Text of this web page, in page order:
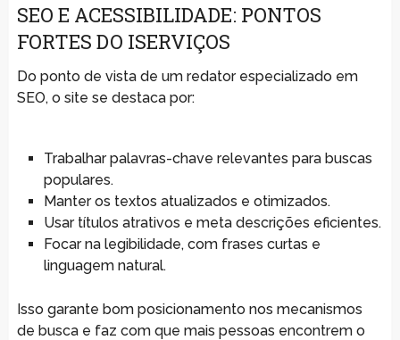
SEO E ACESSIBILIDADE: PONTOS
FORTES DO ISERVIÇOS
Do ponto de vista de um redator especializado em
SEO, o site se destaca por:
Trabalhar palavras-chave relevantes para buscas
populares.
Manter os textos atualizados e otimizados.
Usar títulos atrativos e meta descrições eficientes.
Focar na legibilidade, com frases curtas e
linguagem natural.
Isso garante bom posicionamento nos mecanismos
de busca e faz com que mais pessoas encontrem o